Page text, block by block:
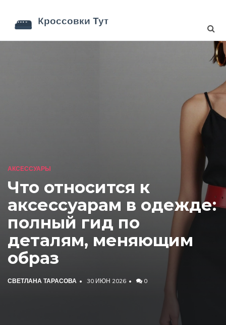
АКСЕССУАРЫ
Что относится к
аксессуарам в одежде:
полный гид по
деталям, меняющим
образ
СВЕТЛАНА ТАРАСОВА 30 ИЮН 2026 0